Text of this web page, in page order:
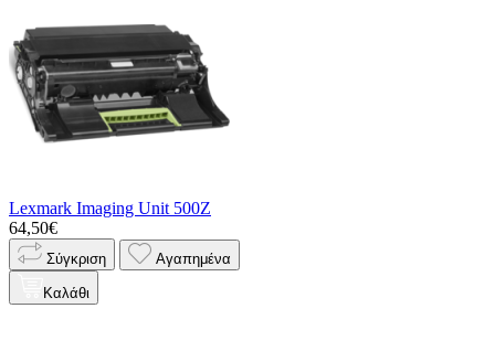
Lexmark Imaging Unit 500Z
64,50€
Σύγκριση Αγαπημένα
Καλάθι